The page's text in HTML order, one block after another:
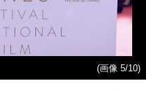
(画像 5/10)